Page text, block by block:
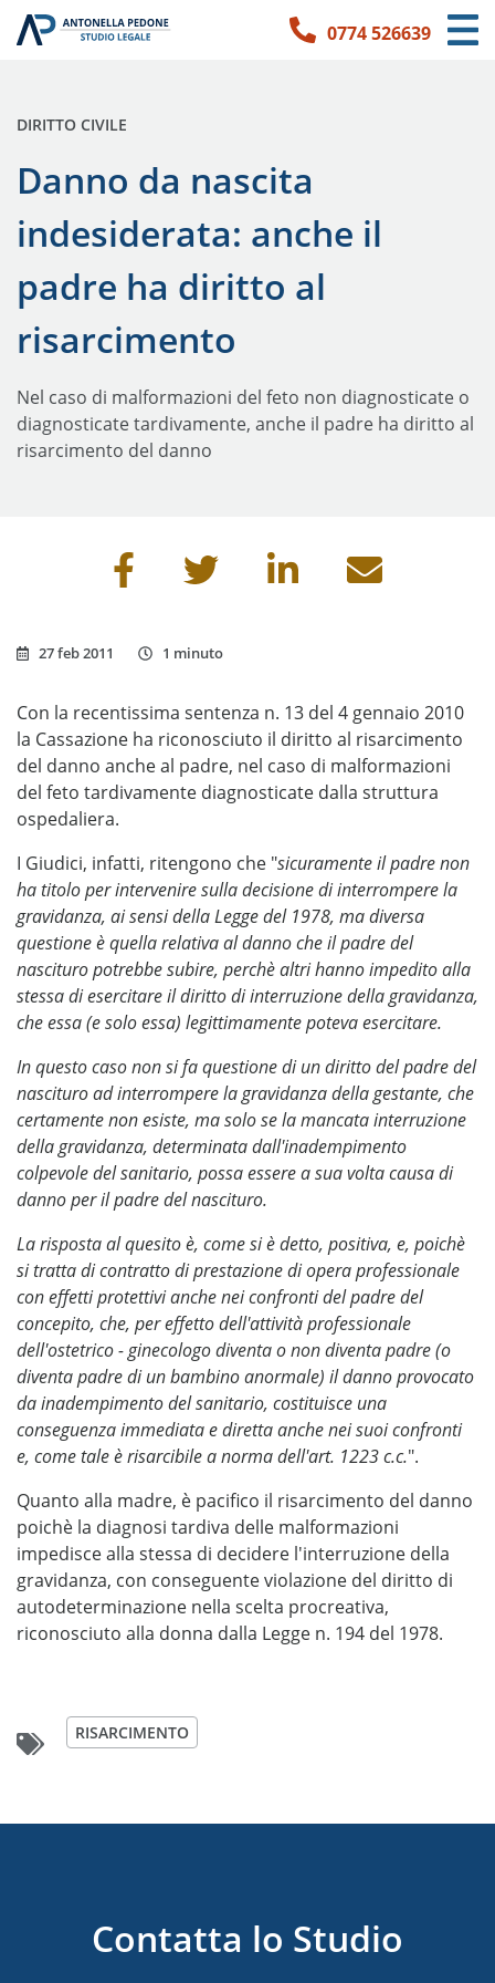
Link per l'accessibilità
Vai ai contenuti principali
Vai ai contatti0774 526639
Danno da nascita
indesiderata: anche il
padre ha diritto al
risarcimento
PUBBLICATO IN:
DIRITTO CIVILE
Nel caso di malformazioni del feto non diagnosticate o
diagnosticate tardivamente, anche il padre ha diritto al
risarcimento del danno
Condividi questa pagina
27 feb 2011 1 minuto
Con la recentissima sentenza n. 13 del 4 gennaio 2010
la Cassazione ha riconosciuto il diritto al risarcimento
del danno anche al padre, nel caso di malformazioni
del feto tardivamente diagnosticate dalla struttura
ospedaliera.
I Giudici, infatti, ritengono che "sicuramente il padre non
ha titolo per intervenire sulla decisione di interrompere la
gravidanza, ai sensi della Legge del 1978, ma diversa
questione è quella relativa al danno che il padre del
nascituro potrebbe subire, perchè altri hanno impedito alla
stessa di esercitare il diritto di interruzione della gravidanza,
che essa (e solo essa) legittimamente poteva esercitare.
In questo caso non si fa questione di un diritto del padre del
nascituro ad interrompere la gravidanza della gestante, che
certamente non esiste, ma solo se la mancata interruzione
della gravidanza, determinata dall'inadempimento
colpevole del sanitario, possa essere a sua volta causa di
danno per il padre del nascituro.
La risposta al quesito è, come si è detto, positiva, e, poichè
si tratta di contratto di prestazione di opera professionale
con effetti protettivi anche nei confronti del padre del
concepito, che, per effetto dell'attività professionale
dell'ostetrico - ginecologo diventa o non diventa padre (o
diventa padre di un bambino anormale) il danno provocato
da inadempimento del sanitario, costituisce una
conseguenza immediata e diretta anche nei suoi confronti
e, come tale è risarcibile a norma dell'art. 1223 c.c.".
Quanto alla madre, è pacifico il risarcimento del danno
poichè la diagnosi tardiva delle malformazioni
impedisce alla stessa di decidere l'interruzione della
gravidanza, con conseguente violazione del diritto di
autodeterminazione nella scelta procreativa,
riconosciuto alla donna dalla Legge n. 194 del 1978.
RISARCIMENTO
Contatta lo Studio